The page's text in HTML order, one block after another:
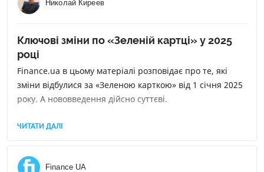
Николай Киреев
Ключові зміни по «Зеленій картці» у 2025
році
Finance.ua в цьому матеріалі розповідає про те, які
зміни відбулися за «Зеленою карткою» від 1 січня 2025
року. А нововведення дійсно суттєві.
ЧИТАТИ ДАЛІ
Finance UA